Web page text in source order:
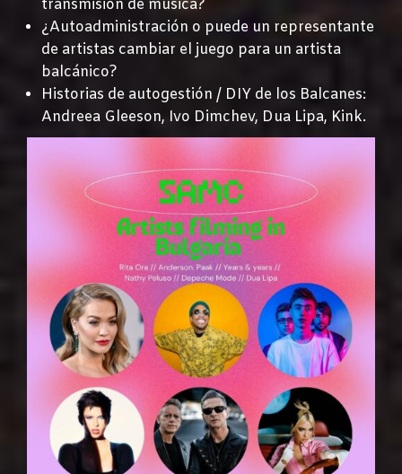
transmisión de música?
¿Autoadministración o puede un representante
de artistas cambiar el juego para un artista
balcánico?
Historias de autogestión / DIY de los Balcanes:
Andreea Gleeson, Ivo Dimchev, Dua Lipa, Kink.